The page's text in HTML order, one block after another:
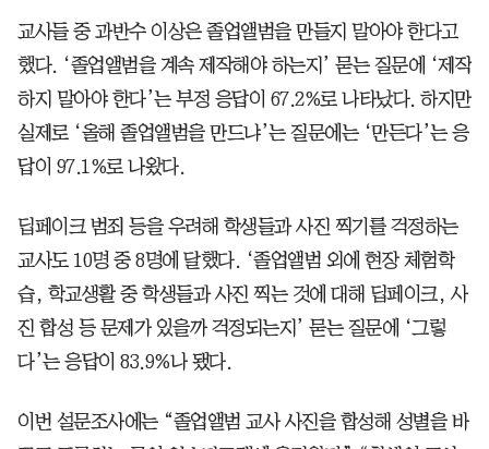
교사들 중 과반수 이상은 졸업앨범을 만들지 말아야 한다고
했다. ‘졸업앨범을 계속 제작해야 하는지’ 묻는 질문에 ‘제작
하지 말아야 한다’는 부정 응답이 67.2%로 나타났다. 하지만
실제로 ‘올해 졸업앨범을 만드냐’는 질문에는 ‘만든다’는 응
답이 97.1%로 나왔다.
딥페이크 범죄 등을 우려해 학생들과 사진 찍기를 걱정하는
교사도 10명 중 8명에 달했다. ‘졸업앨범 외에 현장 체험학
습, 학교생활 중 학생들과 사진 찍는 것에 대해 딥페이크, 사
진 합성 등 문제가 있을까 걱정되는지’ 묻는 질문에 ‘그렇
다’는 응답이 83.9%나 됐다.
이번 설문조사에는 “졸업앨범 교사 사진을 합성해 성별을 바